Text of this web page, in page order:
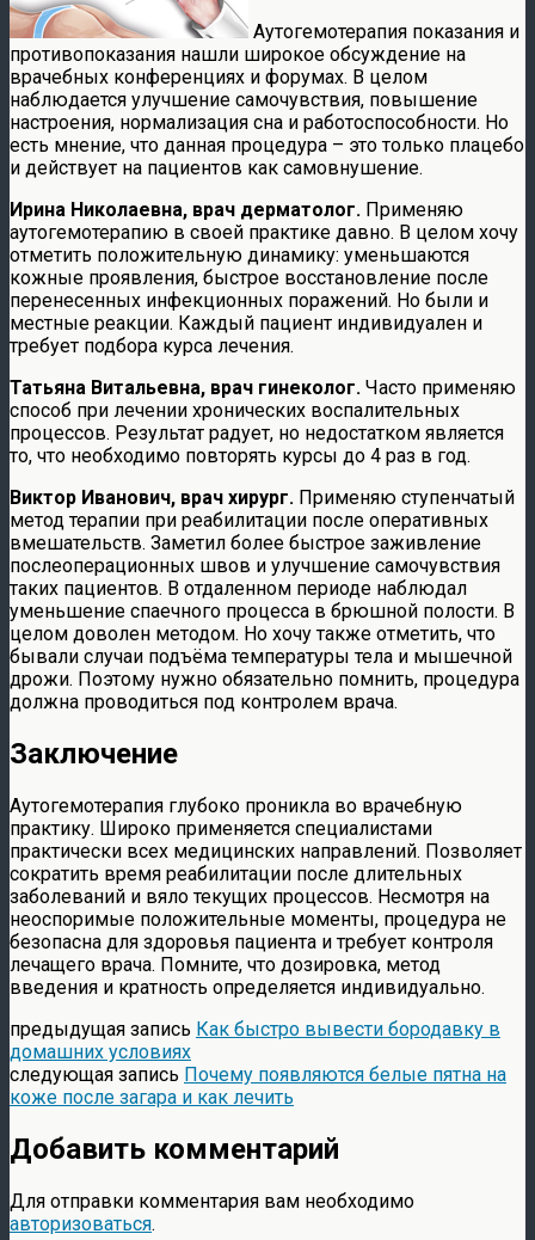
Аутогемотерапия показания и
противопоказания нашли широкое обсуждение на
врачебных конференциях и форумах. В целом
наблюдается улучшение самочувствия, повышение
настроения, нормализация сна и работоспособности. Но
есть мнение, что данная процедура – это только плацебо
и действует на пациентов как самовнушение.
Ирина Николаевна, врач дерматолог. Применяю
аутогемотерапию в своей практике давно. В целом хочу
отметить положительную динамику: уменьшаются
кожные проявления, быстрое восстановление после
перенесенных инфекционных поражений. Но были и
местные реакции. Каждый пациент индивидуален и
требует подбора курса лечения.
Татьяна Витальевна, врач гинеколог. Часто применяю
способ при лечении хронических воспалительных
процессов. Результат радует, но недостатком является
то, что необходимо повторять курсы до 4 раз в год.
Виктор Иванович, врач хирург. Применяю ступенчатый
метод терапии при реабилитации после оперативных
вмешательств. Заметил более быстрое заживление
послеоперационных швов и улучшение самочувствия
таких пациентов. В отдаленном периоде наблюдал
уменьшение спаечного процесса в брюшной полости. В
целом доволен методом. Но хочу также отметить, что
бывали случаи подъёма температуры тела и мышечной
дрожи. Поэтому нужно обязательно помнить, процедура
должна проводиться под контролем врача.
Заключение
Аутогемотерапия глубоко проникла во врачебную
практику. Широко применяется специалистами
практически всех медицинских направлений. Позволяет
сократить время реабилитации после длительных
заболеваний и вяло текущих процессов. Несмотря на
неоспоримые положительные моменты, процедура не
безопасна для здоровья пациента и требует контроля
лечащего врача. Помните, что дозировка, метод
введения и кратность определяется индивидуально.
предыдущая запись Как быстро вывести бородавку в
домашних условиях
следующая запись Почему появляются белые пятна на
коже после загара и как лечить
Добавить комментарий
Для отправки комментария вам необходимо
авторизоваться.